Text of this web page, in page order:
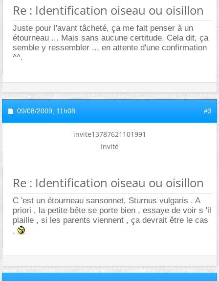
Re : Identification oiseau ou oisillon
Juste pour l'avant tâcheté, ça me fait penser à un
étourneau ... Mais sans aucune certitude. Cela dit, ça
semble y ressembler ... en attente d'une confirmation
^^.
09/08/2009, 11h08 #3
invite13787621101991
Invité
Re : Identification oiseau ou oisillon
C 'est un étourneau sansonnet, Sturnus vulgaris . A
priori , la petite bête se porte bien , essaye de voir s 'il
piaille , si les parents viennent , ça devrait être le cas
.